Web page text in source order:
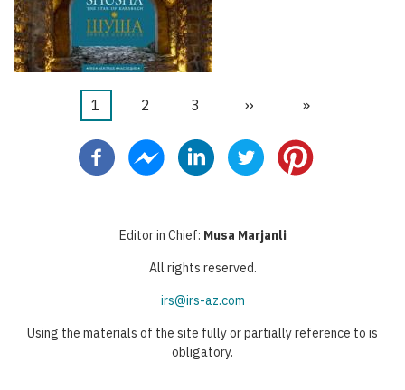
Pagination
Halaman
1 Halaman
2 Halaman
3
Halaman
››
Last
»
Editor in Chief: Musa Marjanli
All rights reserved.
irs@irs-az.com
Using the materials of the site fully or partially reference to is
obligatory.